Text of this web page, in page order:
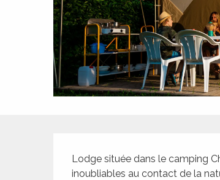
Description
Lodge située dans le camping
inoubliables au contact de la